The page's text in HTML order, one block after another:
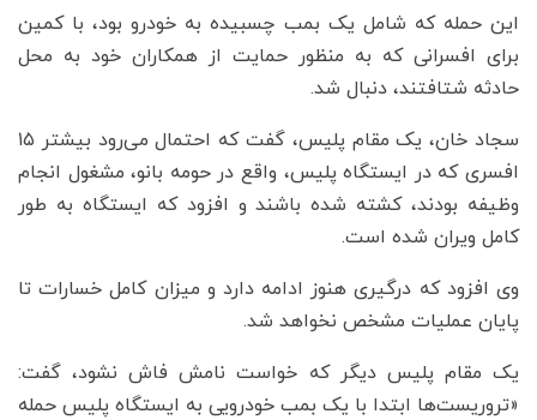
این حمله که شامل یک بمب چسبیده به خودرو بود، با کمین
برای افسرانی که به منظور حمایت از همکاران خود به محل
حادثه شتافتند، دنبال شد.
سجاد خان، یک مقام پلیس، گفت که احتمال می‌رود بیشتر ۱۵
افسری که در ایستگاه پلیس، واقع در حومه بانو، مشغول انجام
وظیفه بودند، کشته شده باشند و افزود که ایستگاه به طور
کامل ویران شده است.
وی افزود که درگیری هنوز ادامه دارد و میزان کامل خسارات تا
پایان عملیات مشخص نخواهد شد.
یک مقام پلیس دیگر که خواست نامش فاش نشود، گفت:
«تروریست‌ها ابتدا با یک بمب خودرویی به ایستگاه پلیس حمله